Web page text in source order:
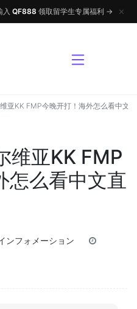
入 QF888 领取留学生专属福利 → ✕
亚KK FMP今晚开打！海外怎么看中文
维亚KK FMP
怎么看中文直
ンフォメーション